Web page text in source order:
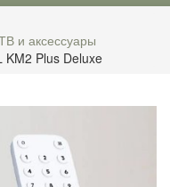
и аксессуары
KM2 Plus Deluxe